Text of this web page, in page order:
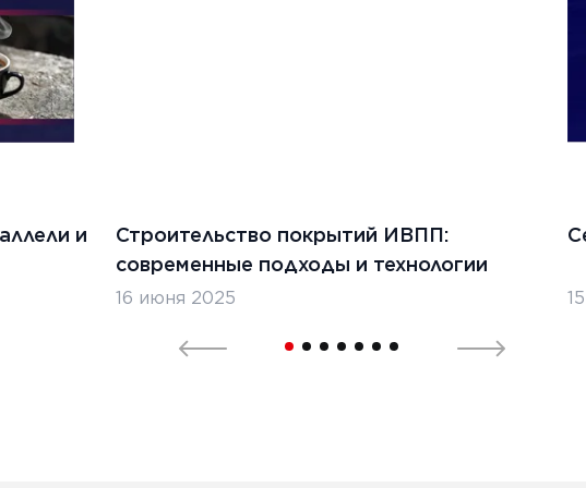
и
Строительство покрытий ИВПП:
современные подходы и технологии
16 июня 2025